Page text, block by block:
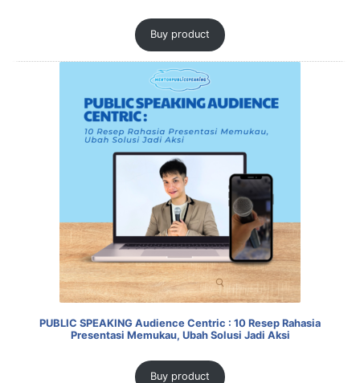
Buy product
PUBLIC SPEAKING Audience Centric : 10 Resep Rahasia
Presentasi Memukau, Ubah Solusi Jadi Aksi
Buy product